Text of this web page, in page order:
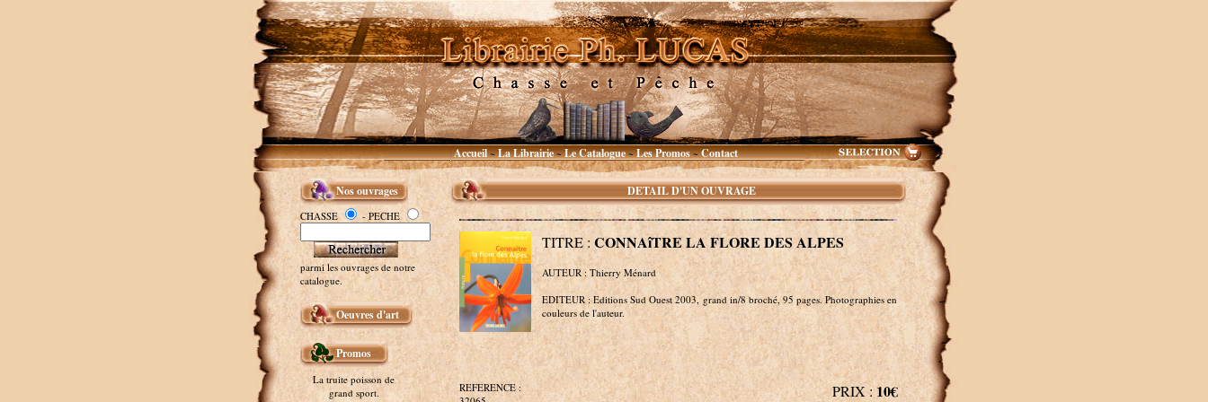
Accueil~La Librairie~Le Catalogue~Les Promos~Contact
Nos ouvrages
CHASSE - PECHE
parmi les ouvrages de notre
catalogue.
Oeuvres d'art
Promos
La truite poisson de
grand sport.
DETAIL D'UN OUVRAGE
TITRE : CONNAîTRE LA FLORE DES ALPES
AUTEUR : Thierry Ménard
EDITEUR : Editions Sud Ouest 2003, grand in/8 broché, 95 pages. Photographies en
couleurs de l'auteur.
REFERENCE :
PRIX :10€